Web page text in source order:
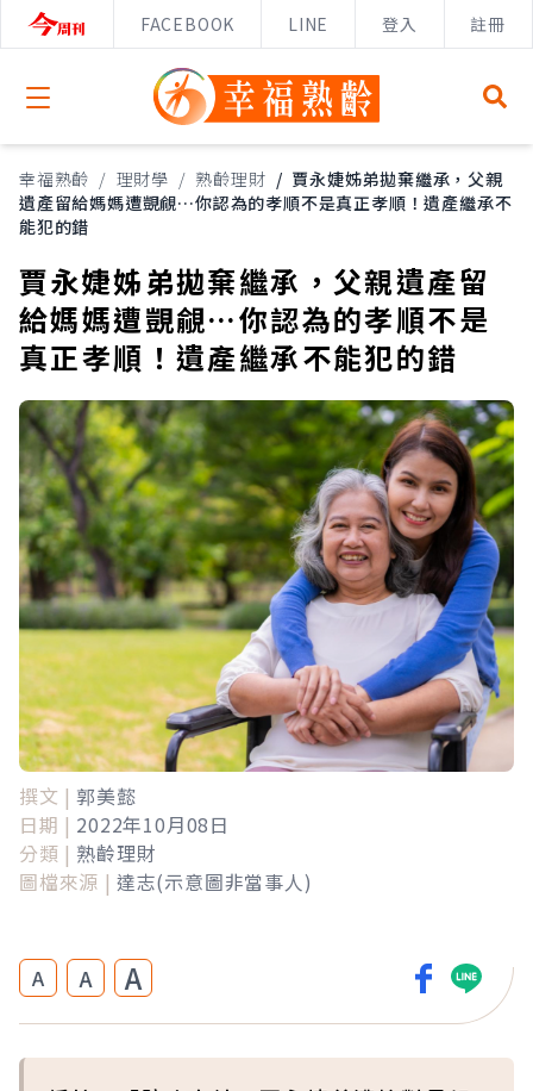
FACEBOOK LINE 登入 註冊
Open menu
幸福熟齡 / 理財學 / 熟齡理財 / 賈永婕姊弟拋棄繼承，父親
遺產留給媽媽遭覬覦…你認為的孝順不是真正孝順！遺產繼承不
能犯的錯
賈永婕姊弟拋棄繼承，父親遺產留
給媽媽遭覬覦…你認為的孝順不是
真正孝順！遺產繼承不能犯的錯
撰文 | 郭美懿
日期 | 2022年10月08日
分類 | 熟齡理財
圖檔來源 | 達志(示意圖非當事人)
A A A